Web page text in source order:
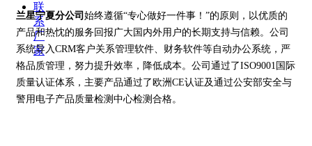
联
系
厂
家
兰星宁夏分公司 始终遵循“专心做好一件事！”的原则，以优质的
产品和热忱的服务回报广大国内外用户的长期支持与信赖。公司
系统导入CRM客户关系管理软件、财务软件等自动办公系统，严
格品质管理，努力提升效率，降低成本。公司通过了ISO9001国际
质量认证体系，主要产品通过了欧洲CE认证及通过公安部安全与
警用电子产品质量检测中心检测合格。